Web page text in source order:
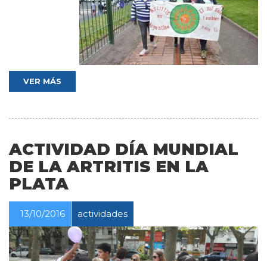
VER MÁS
ACTIVIDAD DÍA MUNDIAL
DE LA ARTRITIS EN LA
PLATA
13/10/2016 actividades